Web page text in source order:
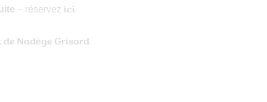
– réservez ici
Nadège Grisard